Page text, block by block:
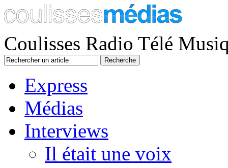
Coulisses Radio Télé
Express
Médias
Interviews
Il était une voix